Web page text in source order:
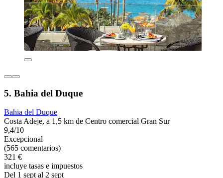
5. Bahia del Duque
Bahia del Duque
Costa Adeje, a 1,5 km de Centro comercial Gran Sur
9,4/10
Excepcional
(565 comentarios)
321 €
incluye tasas e impuestos
Del 1 sept al 2 sept